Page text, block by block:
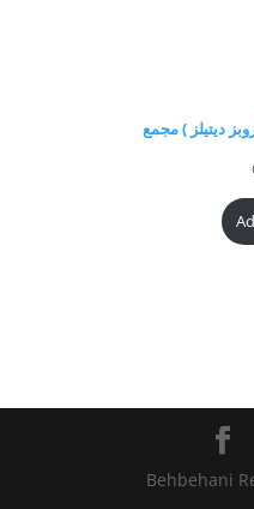
Behbehani